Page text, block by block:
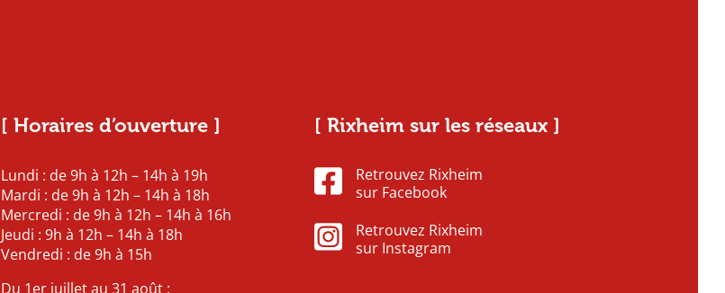
[ Horaires d’ouverture ]
Lundi : de 9h à 12h – 14h à 19h
Mardi : de 9h à 12h – 14h à 18h
Mercredi : de 9h à 12h – 14h à 16h
Jeudi : 9h à 12h – 14h à 18h
Vendredi : de 9h à 15h
Du 1er juillet au 31 août :
[ Rixheim sur les réseaux ]
Retrouvez Rixheim
sur Facebook
Retrouvez Rixheim
sur Instagram